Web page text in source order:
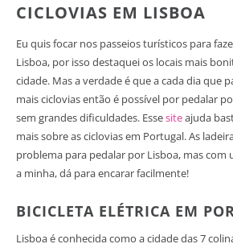
CICLOVIAS EM LISBOA
Eu quis focar nos passeios turísticos para
Lisboa, por isso destaquei os locais mais
cidade. Mas a verdade é que a cada dia que
mais ciclovias então é possível por pedalar
sem grandes dificuldades. Essesiteajuda
mais sobre as ciclovias em Portugal. As
problema para pedalar por Lisboa, mas com
a minha, dá para encarar facilmente!
BICICLETA ELÉTRICA EM
Lisboa é conhecida como a cidade das 7